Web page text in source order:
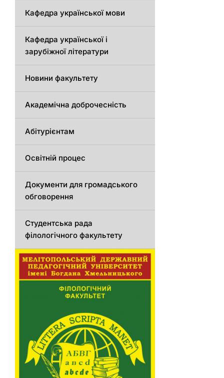
Кафедра української мови
Кафедра української і
зарубіжної літератури
Новини факультету
Академічна доброчесність
Абітурієнтам
Освітній процес
Документи для громадського
обговорення
Студентська рада
філологічного факультету